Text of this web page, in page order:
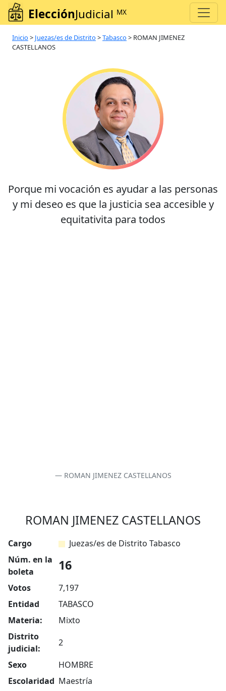
ElecciónJudicial MX
Inicio > Juezas/es de Distrito >Tabasco > ROMAN JIMENEZ
CASTELLANOS
Porque mi vocación es ayudar a las personas
y mi deseo es que la justicia sea accesible y
equitativita para todos
ROMAN JIMENEZ CASTELLANOS
ROMAN JIMENEZ CASTELLANOS
Cargo
Juezas/es de Distrito Tabasco
Núm. en la
boleta
16
Votos
7,197
Entidad
TABASCO
Materia:
Mixto
Distrito
judicial:
2
Sexo
HOMBRE
Escolaridad Maestría